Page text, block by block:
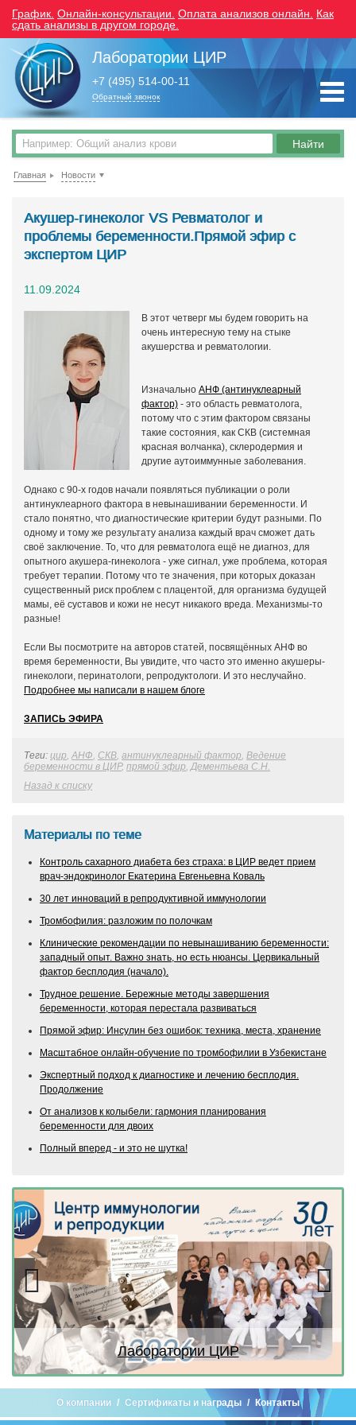
График. Онлайн-консультации. Оплата анализов онлайн.
Как
сдать анализы в другом городе.
Лаборатории ЦИР
+7 (495) 514-00-11
Обратный звонок
Главная Новости
Акушер-гинеколог VS Ревматолог и
проблемы беременности.Прямой эфир с
экспертом ЦИР
11.09.2024
В этот четверг мы будем говорить на
очень интересную тему на стыке
акушерства и ревматологии.
Изначально АНФ (антинуклеарный
фактор) - это область ревматолога,
потому что с этим фактором связаны
такие состояния, как СКВ (системная
красная волчанка), склеродермия и
другие аутоиммунные заболевания.
Однако с 90-х годов начали появляться публикации о роли
антинуклеарного фактора в невынашивании беременности. И
стало понятно, что диагностические критерии будут разными. По
одному и тому же результату анализа каждый врач сможет дать
своё заключение. То, что для ревматолога ещё не диагноз, для
опытного акушера-гинеколога - уже сигнал, уже проблема, которая
требует терапии. Потому что те значения, при которых доказан
существенный риск проблем с плацентой, для организма будущей
мамы, её суставов и кожи не несут никакого вреда. Механизмы-то
разные!
Если Вы посмотрите на авторов статей, посвящённых АНФ во
время беременности, Вы увидите, что часто это именно акушеры-
гинекологи, перинатологи, репродуктологи. И это неслучайно.
Подробнее мы написали в нашем блоге
ЗАПИСЬ ЭФИРА
Теги: цир, АНФ, СКВ, антинуклеарный фактор, Ведение
беременности в ЦИР, прямой эфир,Дементьева С.Н.
Назад к списку
Лаборатории ЦИР
Previous Next
Материалы по теме
Контроль сахарного диабета без страха: в ЦИР ведет прием
врач-эндокринолог Екатерина Евгеньевна Коваль
30 лет инноваций в репродуктивной иммунологии
Тромбофилия: разложим по полочкам
Клинические рекомендации по невынашиванию беременности:
западный опыт. Важно знать, но есть нюансы. Цервикальный
фактор бесплодия (начало).
Трудное решение. Бережные методы завершения
беременности, которая перестала развиваться
Прямой эфир: Инсулин без ошибок: техника, места, хранение
Масштабное онлайн-обучение по тромбофилии в Узбекистане
Экспертный подход к диагностике и лечению бесплодия.
Продолжение
От анализов к колыбели: гармония планирования
беременности для двоих
Полный вперед - и это не шутка!
О компании Сертификаты и награды Контакты